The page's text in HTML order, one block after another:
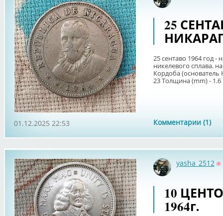
25
25 сентаво 1964 год -
никелевого сплава.
Кордоба (основатель
23 Толщина (mm) - 1.6
Комментарии (1)
01.12.2025 22:53
yasha_2512
10
1964г.